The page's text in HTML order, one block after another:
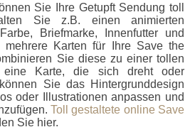
Sie Ihre Getupft Sendung toll
Sie z.B. einen animierten
Briefmarke, Innenfutter und
mehrere Karten für Ihre Save the
Sie diese zu einer tollen
eine Karte, die sich dreht oder
Sie das Hintergrunddesign
oder Illustrationen anpassen und
Toll gestaltete online Save
Sie hier.